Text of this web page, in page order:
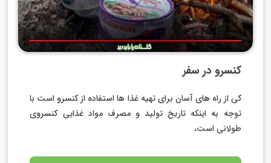
کنسرو در سفر
کی از راه های آسان برای تهیه غذا ها استفاده از کنسرو است با
توجه به اینکه تاریخ تولید و مصرف مواد غذایی کنسروی
طولانی است،